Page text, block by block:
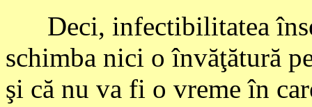
Deci, infectibilitatea
schimba nici o învăţătură
şi că nu va fi o vreme în